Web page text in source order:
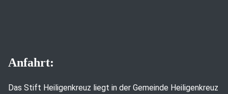
Anfahrt:
Das Stift Heiligenkreuz liegt in der Gemeinde Heiligenkreuz